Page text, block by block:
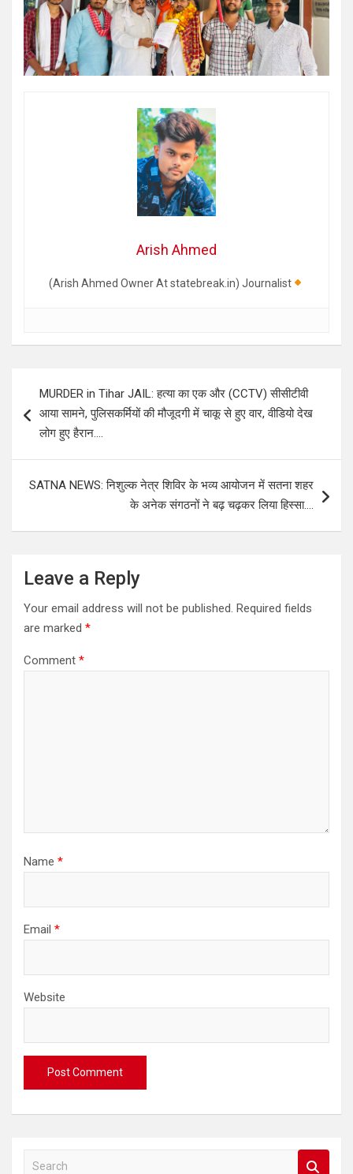
Arish Ahmed
(Arish Ahmed Owner At statebreak.in) Journalist
navigation
MURDER in Tihar JAIL: हत्या का एक और (CCTV) सीसीटीवी
आया सामने, पुलिसकर्मियों की मौजूदगी में चाकू से हुए वार, वीडियो देख
लोग हुए हैरान….
SATNA NEWS: निशुल्क नेत्र शिविर के भव्य आयोजन में सतना शहर
के अनेक संगठनों ने बढ़ चढ़कर लिया हिस्सा….
Leave a Reply
Your email address will not be published. Required fields
are marked *
Comment *
Name *
Email *
Website